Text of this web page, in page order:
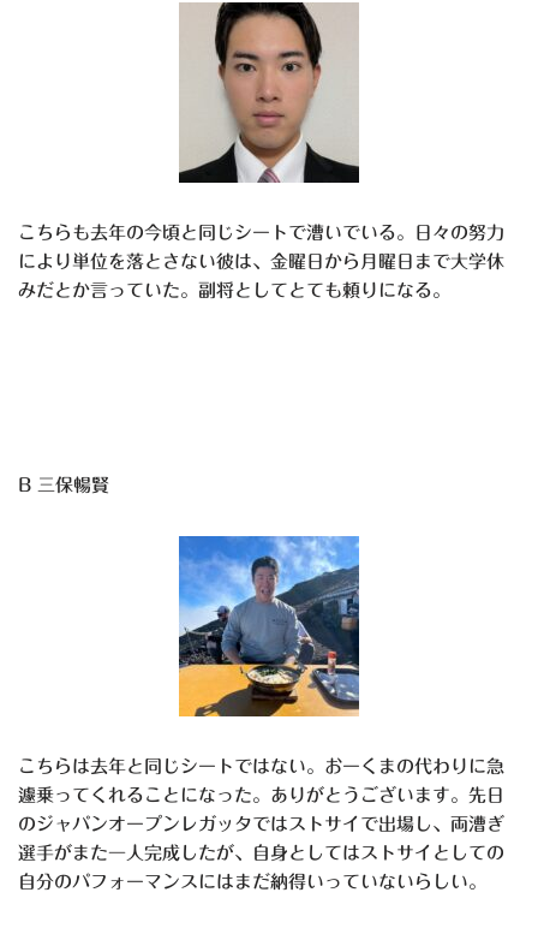
こちらも去年の今頃と同じシートで漕いでいる。日々の努力
により単位を落とさない彼は、金曜日から月曜日まで大学休
みだとか言っていた。副将としてとても頼りになる。
B 三保暢賢
こちらは去年と同じシートではない。おーくまの代わりに急
遽乗ってくれることになった。ありがとうございます。先日
のジャパンオープンレガッタではストサイで出場し、両漕ぎ
選手がまた一人完成したが、自身としてはストサイとしての
自分のパフォーマンスにはまだ納得いっていないらしい。